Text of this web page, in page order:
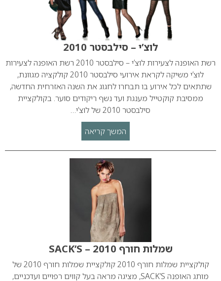
לוצ’י – סילבסטר 2010
רשת האופנה לצעירות לוצ’י – סילבסטר 2010 רשת האופנה לצעירות
לוצ’י משיקה לקראת אירועי סילבסטר 2010 קולקציה מגוונת,
שתתאים לכל אירוע בו תבחרו לחגוג את השנה האזרחית החדשה,
ממסיבת קוקטייל מענגת ועד נשף ריקודים סוער. בקולקציית
סילבסטר 2010 של לוצ’י…
המשך קריאה
שמלות חורף 2010 – SACK’S
קולקציית שמלות חורף 2010 קולקציית שמלות חורף 2010 של
מותג האופנה SACK’S, מציגה מראה בעל קווים רפויים ועדכניים,